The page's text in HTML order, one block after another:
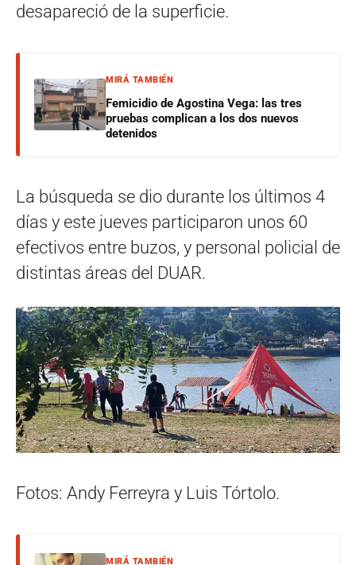
desapareció de la superficie.
MIRÁ TAMBIÉN
Femicidio de Agostina Vega: las tres
pruebas complican a los dos nuevos
detenidos
La búsqueda se dio durante los últimos 4
días y este jueves participaron unos 60
efectivos entre buzos, y personal policial de
distintas áreas del DUAR.
Fotos: Andy Ferreyra y Luis Tórtolo.
MIRÁ TAMBIÉN